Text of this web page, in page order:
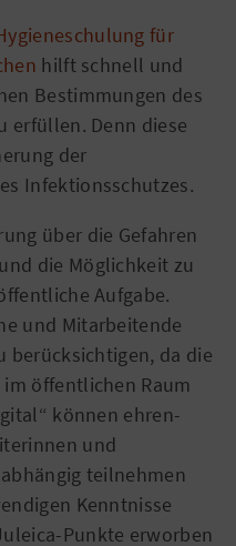
für
hilft schnell und
Bestimmungen des
erfüllen. Denn diese
der
Infektionsschutzes.
über die Gefahren
die Möglichkeit zu
Aufgabe.
und Mitarbeitende
berücksichtigen, da die
öffentlichen Raum
können ehren-
und
teilnehmen
Kenntnisse
Punkte erworben